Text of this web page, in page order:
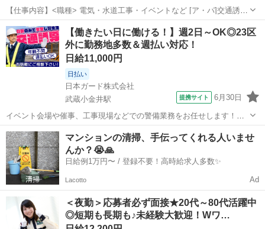
【仕事内容】<職種> 電気・水道工事・イベントなど [ア・パ]交通誘導
警備、警備員、軽作業・物流その他 <雇用形態> アルバイト・パート
<給与> [ア・パ]日給13,500円～15,700円 交通費:一部支給 警備現場ま
での交通...
アルバイト・パート
【働きたい日に働ける！】週2日～OK◎23区
外に勤務地多数＆週払い対応！
日給11,000円
日払い
日本ガード株式会社
武蔵小金井駅
提携サイト 6月30日
イベント会場や催事、工事現場などでの警備業務をお任せします！
【主な業務内容】 ・交通誘導 ・雑踏警備 ・巡回・監視業務 ・緊急時
の対応 など 人や車が安全に通行できるよう誘導したり、混雑時のご案
内や見回りを行うお仕事で...
東京 小金井市 武蔵小金井駅 警備員
マンションの清掃、手伝ってくれる人いませ
んか？😭🙏
日給例1万円〜 / 登録不要！高時給求人多数✨
Lacotto Ad
＜夜勤＞応募者必ず面接★20代～80代活躍中
◎短期も長期も♪未経験大歓迎！Wワ…